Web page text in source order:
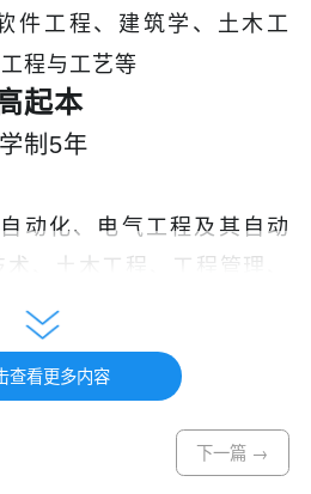
件工程、建筑学、土木工
程与工艺等
起本
学制5年
动化、电气工程及其自动
、土木工程、工程管理、
管理、行政管理、广告学、
专科
查看更多内容
下一篇 →